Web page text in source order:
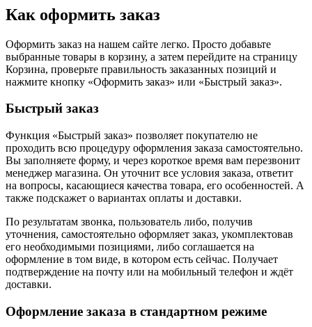
Как оформить заказ
Оформить заказ на нашем сайте легко. Просто добавьте
выбранные товары в корзину, а затем перейдите на страницу
Корзина, проверьте правильность заказанных позиций и
нажмите кнопку «Оформить заказ» или «Быстрый заказ».
Быстрый заказ
Функция «Быстрый заказ» позволяет покупателю не
проходить всю процедуру оформления заказа самостоятельно.
Вы заполняете форму, и через короткое время вам перезвонит
менеджер магазина. Он уточнит все условия заказа, ответит
на вопросы, касающиеся качества товара, его особенностей. А
также подскажет о вариантах оплаты и доставки.
По результатам звонка, пользователь либо, получив
уточнения, самостоятельно оформляет заказ, укомплектовав
его необходимыми позициями, либо соглашается на
оформление в том виде, в котором есть сейчас. Получает
подтверждение на почту или на мобильный телефон и ждёт
доставки.
Оформление заказа в стандартном режиме